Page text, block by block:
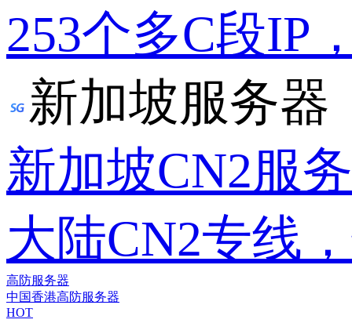
253个多C段IP
新加坡服务器
新加坡CN2服
大陆CN2专线
高防服务器
中国香港高防服务器
HOT